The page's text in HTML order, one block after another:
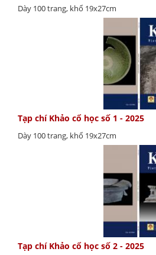
Dày 100 trang, khổ 19x27cm
Tạp chí Khảo cổ học số 1 - 2025
Dày 100 trang, khổ 19x27cm
Tạp chí Khảo cổ học số 2 - 2025